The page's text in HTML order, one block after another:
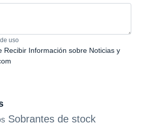
uso
Recibir Información sobre Noticias y
Sobrantes de stock